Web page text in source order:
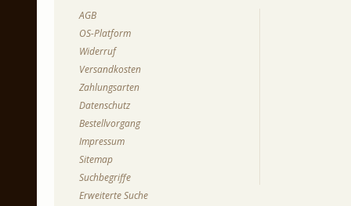
AGB
OS-Platform
Widerruf
Versandkosten
Zahlungsarten
Datenschutz
Bestellvorgang
Impressum
Sitemap
Suchbegriffe
Erweiterte Suche